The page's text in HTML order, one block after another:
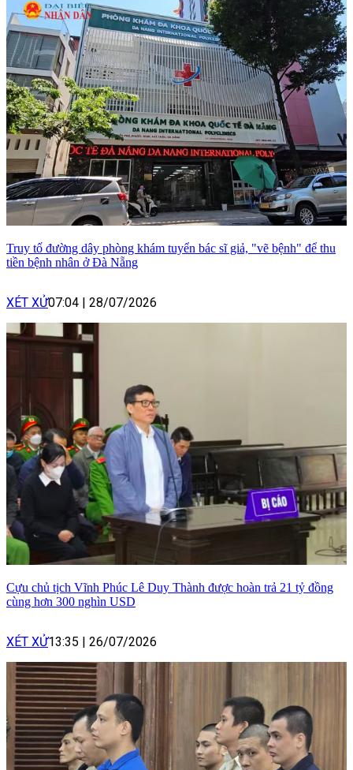
Truy tố đường dây phòng khám tuyển bác sĩ giả, "vẽ bệnh" để thu
tiền bệnh nhân ở Đà Nẵng
XÉT XỬ07:04 | 28/07/2026
Cựu chủ tịch Vĩnh Phúc Lê Duy Thành được hoàn trả 21 tỷ đồng
cùng hơn 300 nghìn USD
XÉT XỬ13:35 | 26/07/2026